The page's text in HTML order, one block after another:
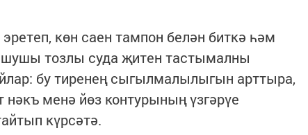
көн саен тампон белән биткә һәм
шушы тозлы суда җитен тастымалны
бу тиренең сыгылмалылыгын арттыра,
менә йөз контурының үзгәрүе
күрсәтә.